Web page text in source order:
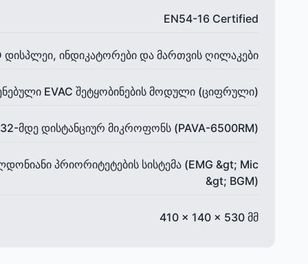
EN54-16 Certified
დისპლეი, ინდიკატორები და მართვის ღილაკები
EVAC შეტყობინების მოდული (ციფრული)
მდე დისტანციურ მიკროფონს (PAVA-6500RM)
პრიორიტეტების სისტემა (EMG &gt; Mic
&gt; BGM)
410 x 140 x 530 მმ